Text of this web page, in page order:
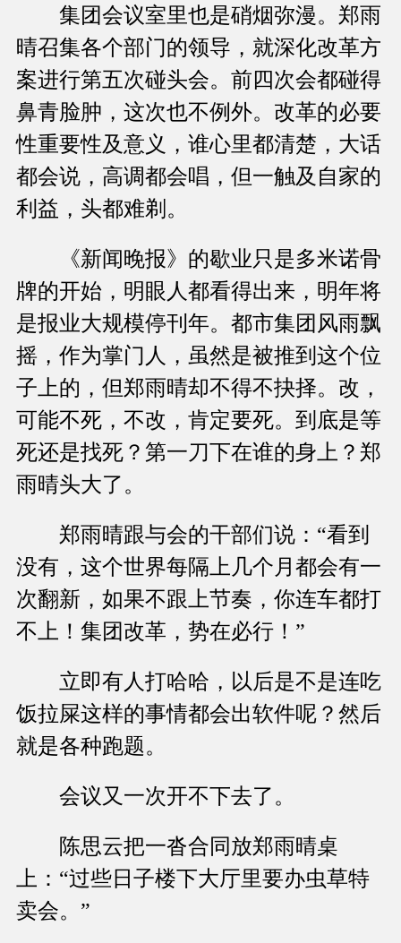
集团会议室里也是硝烟弥漫。郑雨
晴召集各个部门的领导，就深化改革方
案进行第五次碰头会。前四次会都碰得
鼻青脸肿，这次也不例外。改革的必要
性重要性及意义，谁心里都清楚，大话
都会说，高调都会唱，但一触及自家的
利益，头都难剃。
《新闻晚报》的歇业只是多米诺骨
牌的开始，明眼人都看得出来，明年将
是报业大规模停刊年。都市集团风雨飘
摇，作为掌门人，虽然是被推到这个位
子上的，但郑雨晴却不得不抉择。改，
可能不死，不改，肯定要死。到底是等
死还是找死？第一刀下在谁的身上？郑
雨晴头大了。
郑雨晴跟与会的干部们说：“看到
没有，这个世界每隔上几个月都会有一
次翻新，如果不跟上节奏，你连车都打
不上！集团改革，势在必行！”
立即有人打哈哈，以后是不是连吃
饭拉屎这样的事情都会出软件呢？然后
就是各种跑题。
会议又一次开不下去了。
陈思云把一沓合同放郑雨晴桌
上：“过些日子楼下大厅里要办虫草特
卖会。”